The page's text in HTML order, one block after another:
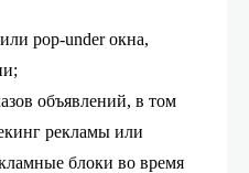
pop-under окна,
объявлений, в том
рекламы или
блоки во время